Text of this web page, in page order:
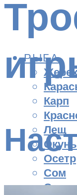
РЫБА
Карп
Лещ
Окунь
Осетр
Сом
Судак